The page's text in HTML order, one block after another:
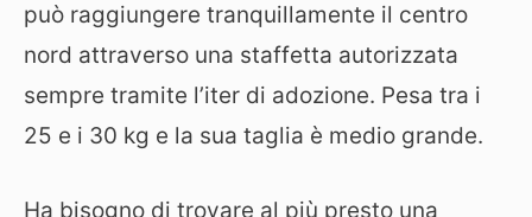
può raggiungere tranquillamente il centro
nord attraverso una staffetta autorizzata
sempre tramite l’iter di adozione. Pesa tra i
25 e i 30 kg e la sua taglia è medio grande.
Ha bisogno di trovare al più presto una